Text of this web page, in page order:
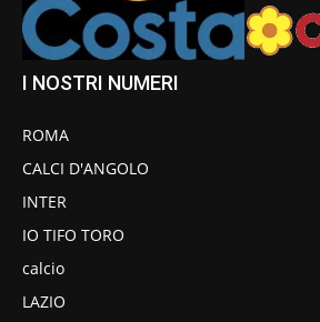
I NOSTRI NUMERI
ROMA
CALCI D'ANGOLO
INTER
IO TIFO TORO
calcio
LAZIO